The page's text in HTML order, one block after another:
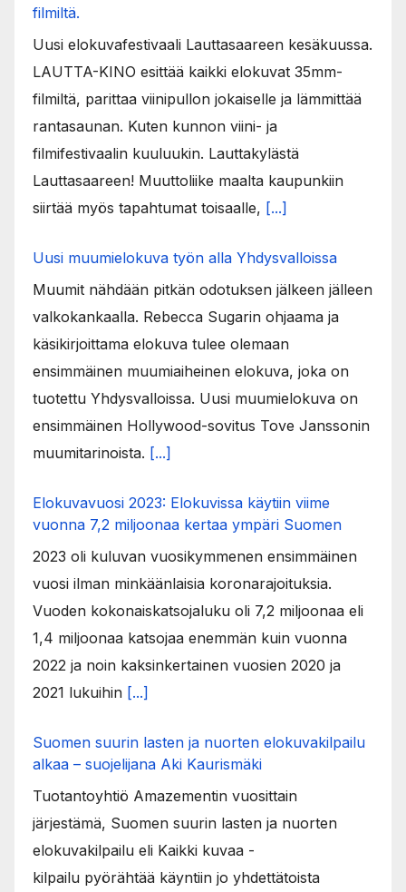
filmiltä.
Uusi elokuvafestivaali Lauttasaareen kesäkuussa.
LAUTTA-KINO esittää kaikki elokuvat 35mm-
filmiltä, parittaa viinipullon jokaiselle ja lämmittää
rantasaunan. Kuten kunnon viini- ja
filmifestivaalin kuuluukin. Lauttakylästä
Lauttasaareen! Muuttoliike maalta kaupunkiin
siirtää myös tapahtumat toisaalle, [...]
Uusi muumielokuva työn alla Yhdysvalloissa
Muumit nähdään pitkän odotuksen jälkeen jälleen
valkokankaalla. Rebecca Sugarin ohjaama ja
käsikirjoittama elokuva tulee olemaan
ensimmäinen muumiaiheinen elokuva, joka on
tuotettu Yhdysvalloissa. Uusi muumielokuva on
ensimmäinen Hollywood-sovitus Tove Janssonin
muumitarinoista. [...]
Elokuvavuosi 2023: Elokuvissa käytiin viime
vuonna 7,2 miljoonaa kertaa ympäri Suomen
2023 oli kuluvan vuosikymmenen ensimmäinen
vuosi ilman minkäänlaisia koronarajoituksia.
Vuoden kokonaiskatsojaluku oli 7,2 miljoonaa eli
1,4 miljoonaa katsojaa enemmän kuin vuonna
2022 ja noin kaksinkertainen vuosien 2020 ja
2021 lukuihin [...]
Suomen suurin lasten ja nuorten elokuvakilpailu
alkaa – suojelijana Aki Kaurismäki
Tuotantoyhtiö Amazementin vuosittain
järjestämä, Suomen suurin lasten ja nuorten
elokuvakilpailu eli Kaikki kuvaa -
kilpailu pyörähtää käyntiin jo yhdettätoista